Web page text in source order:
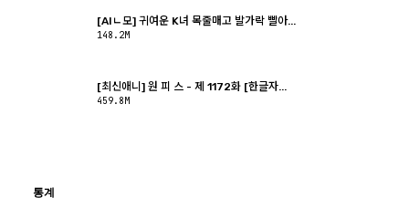
[AIㄴ모] 귀여운 K녀 목줄매고 발가락 빨아...
148.2M
[최신애니] 원 피 스 - 제 1172화 [한글자...
459.8M
통계